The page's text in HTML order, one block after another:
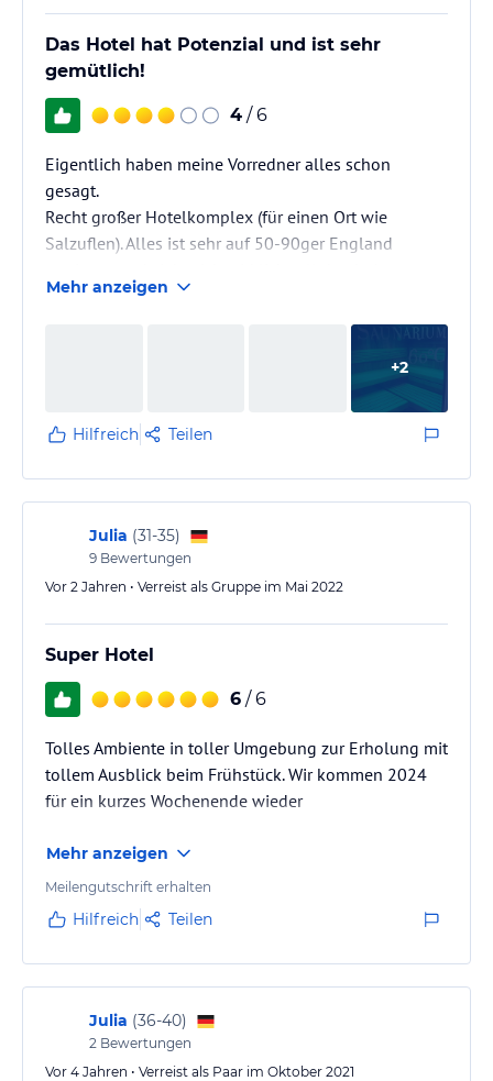
Das Hotel hat Potenzial und ist sehr
gemütlich!
4 / 6
Eigentlich haben meine Vorredner alles schon
gesagt.
Recht großer Hotelkomplex (für einen Ort wie
Salzuflen). Alles ist sehr auf 50-90ger England
komplette Hotel und angrenzende Lokale. Das wirkt
ein bisschen altbacken, aber auch edel. Ich fand es
sehr gemütlich! Grundlegend sagen wir: "Ein Hotel
mit Potenzial!" Wenn da das Wörtchen, wenn nicht
wehr. 85% vom Personal haben null Ahnung und ist
selbst bei Kleinigkeiten überfordert. Das zieht sich
Mehr anzeigen
+2
Hilfreich Teilen
Julia (31-35)
9 Bewertungen
Vor 2 Jahren • Verreist als Gruppe im Mai 2022
Super Hotel
6 / 6
Tolles Ambiente in toller Umgebung zur Erholung mit
tollem Ausblick beim Frühstück. Wir kommen 2024
für ein kurzes Wochenende wieder
Mehr anzeigen
Meilengutschrift erhalten
Hilfreich Teilen
Julia (36-40)
2 Bewertungen
Vor 4 Jahren • Verreist als Paar im Oktober 2021